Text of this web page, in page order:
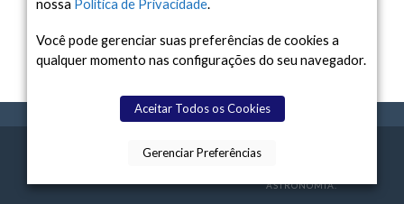
TERMOS CONTATO SPACE TODAY
ASTRONOMIA.
nossa Política de Privacidade.
Você pode gerenciar suas preferências de cookies a
qualquer momento nas configurações do seu navegador.
Aceitar Todos os Cookies
Gerenciar Preferências